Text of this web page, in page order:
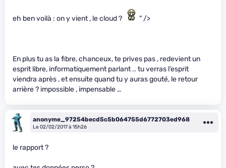
eh ben voilà : on y vient , le cloud ? " />
En plus tu as la fibre, chanceux, te prives pas , redevient un
esprit libre, informatiquement parlant .. tu verras l’esprit
viendra après , et ensuite quand tu y auras gouté, le retour
arrière ? impossible , impensable …
anonyme_97254becd5c5b064755d6772703ed968
Le 02/02/2017 à 15h26
le rapport ?